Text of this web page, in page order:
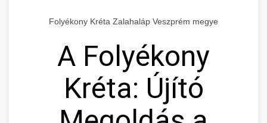
Folyékony Kréta Zalahaláp Veszprém megye
A Folyékony
Kréta: Újító